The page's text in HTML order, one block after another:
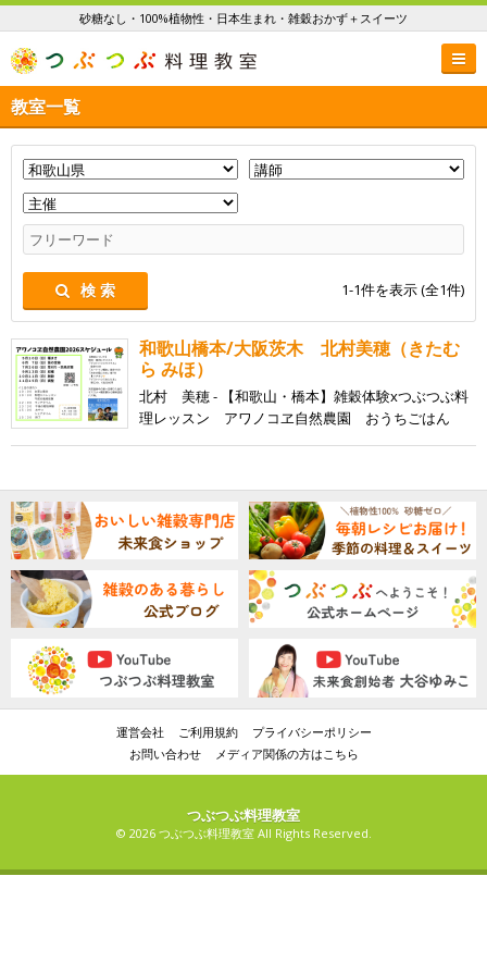
砂糖なし・100%植物性・日本生まれ・雑穀おかず＋スイーツ
教室一覧
検 索 1-1件を表示 (全1件)
和歌山橋本/大阪茨木 北村美穂（きたむ
ら みほ）
北村 美穂 - 【和歌山・橋本】雑穀体験xつぶつぶ料
理レッスン アワノコヱ自然農園 おうちごはん
運営会社 ご利用規約
プライバシーポリシー
お問い合わせ
メディア関係の方はこちら
つぶつぶ料理教室
© 2026 つぶつぶ料理教室 All Rights Reserved.